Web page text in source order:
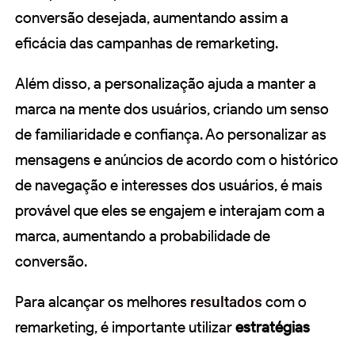
conversão desejada, aumentando assim a
eficácia das campanhas de remarketing.
Além disso, a personalização ajuda a manter a
marca na mente dos usuários, criando um senso
de familiaridade e confiança. Ao personalizar as
mensagens e anúncios de acordo com o histórico
de navegação e interesses dos usuários, é mais
provável que eles se engajem e interajam com a
marca, aumentando a probabilidade de
conversão.
Para alcançar os melhores resultados com o
remarketing, é importante utilizarestratégias